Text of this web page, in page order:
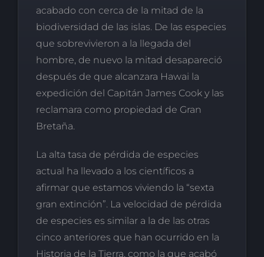
acabado con cerca de la mitad de la
biodiversidad de las islas. De las especies
que sobrevivieron a la llegada del
hombre, de nuevo la mitad desapareció
después de que alcanzara Hawai la
expedición del Capitán James Cook y las
reclamara como propiedad de Gran
Bretaña.
La alta tasa de pérdida de especies
actual ha llevado a los científicos a
afirmar que estamos viviendo la “sexta
gran extinción”. La velocidad de pérdida
de especies es similar a la de las otras
cinco anteriores que han ocurrido en la
Historia de la Tierra, como la que acabó